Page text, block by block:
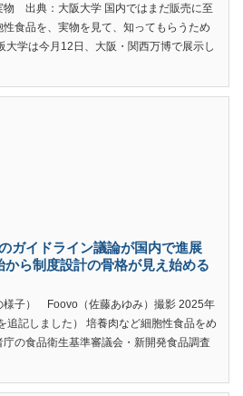
物 出典：大阪大学 国内ではまだ販売に至
食品を、実物を見て、知ってもらうため
大学は今月12日、大阪・関西万博で展示し
ガイドライン議論が国内で進展
ら制度設計の骨格が見え始める
様子） Foovo（佐藤あゆみ）撮影 2025年
追記しました） 培養肉など細胞性食品をめ
の食品衛生基準審議会・新開発食品調査